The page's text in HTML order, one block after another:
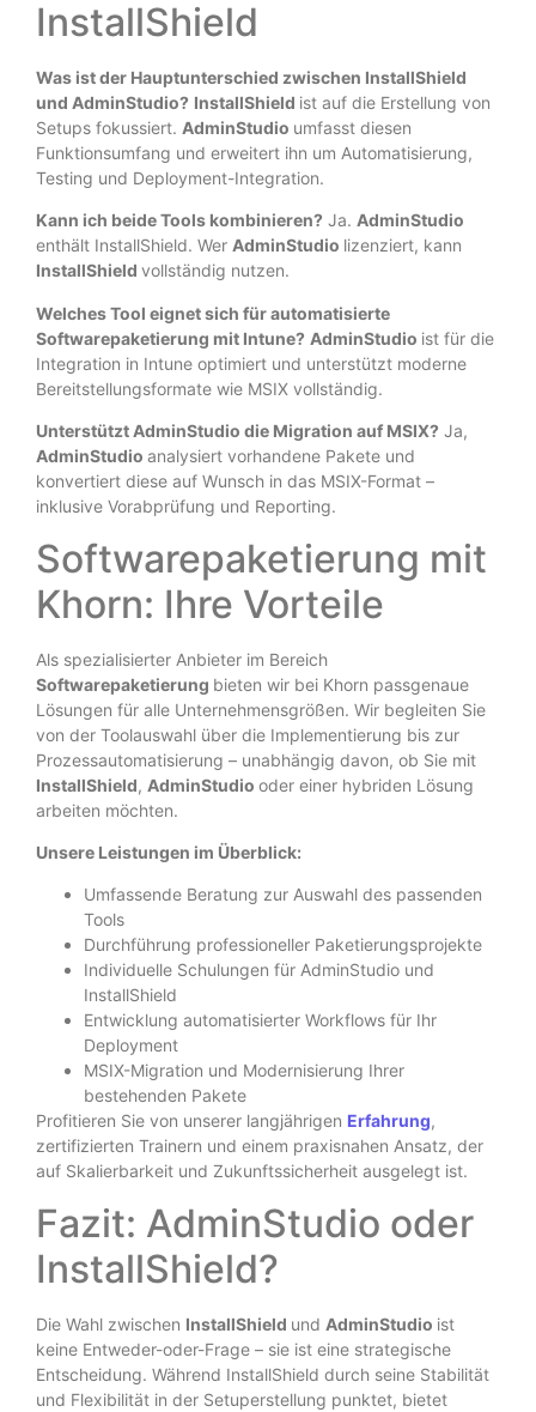
InstallShield
Was ist der Hauptunterschied zwischen InstallShield
und AdminStudio? InstallShield ist auf die Erstellung von
Setups fokussiert. AdminStudio umfasst diesen
Funktionsumfang und erweitert ihn um Automatisierung,
Testing und Deployment-Integration.
Kann ich beide Tools kombinieren? Ja. AdminStudio
enthält InstallShield. Wer AdminStudio lizenziert, kann
InstallShield vollständig nutzen.
Welches Tool eignet sich für automatisierte
Softwarepaketierung mit Intune? AdminStudio ist für die
Integration in Intune optimiert und unterstützt moderne
Bereitstellungsformate wie MSIX vollständig.
Unterstützt AdminStudio die Migration auf MSIX? Ja,
AdminStudio analysiert vorhandene Pakete und
konvertiert diese auf Wunsch in das MSIX-Format –
inklusive Vorabprüfung und Reporting.
Softwarepaketierung mit
Khorn: Ihre Vorteile
Als spezialisierter Anbieter im Bereich
Softwarepaketierung bieten wir bei Khorn passgenaue
Lösungen für alle Unternehmensgrößen. Wir begleiten Sie
von der Toolauswahl über die Implementierung bis zur
Prozessautomatisierung – unabhängig davon, ob Sie mit
InstallShield, AdminStudio oder einer hybriden Lösung
arbeiten möchten.
Unsere Leistungen im Überblick:
Umfassende Beratung zur Auswahl des passenden
Tools
Durchführung professioneller Paketierungsprojekte
Individuelle Schulungen für AdminStudio und
InstallShield
Entwicklung automatisierter Workflows für Ihr
Deployment
MSIX-Migration und Modernisierung Ihrer
bestehenden Pakete
Profitieren Sie von unserer langjährigen Erfahrung,
zertifizierten Trainern und einem praxisnahen Ansatz, der
auf Skalierbarkeit und Zukunftssicherheit ausgelegt ist.
Fazit: AdminStudio oder
InstallShield?
Die Wahl zwischen InstallShield und AdminStudio ist
keine Entweder-oder-Frage – sie ist eine strategische
Entscheidung. Während InstallShield durch seine Stabilität
und Flexibilität in der Setuperstellung punktet, bietet